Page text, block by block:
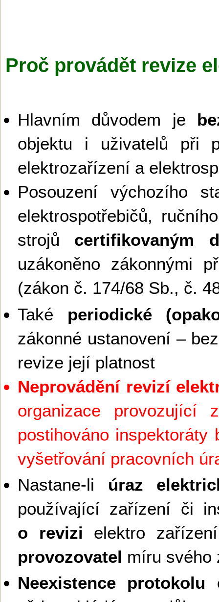
Proč provádět revize
Hlavním důvodem je
objektu i uživatelů při
elektrozařízení a
Posouzení výchozího
elektrospotřebičů,
strojů certifikovaným
uzákoněno zákonnými
(zákon č. 174/68 Sb., č.
Také periodické
zákonné ustanovení –
revize její platnost
Neprovádění revizí
organizace
postihováno
vyšetřování pracovních
Nastane-li úraz
používající zařízení či
o revizi elektro
provozovatel míru svého
Neexistence protokolu